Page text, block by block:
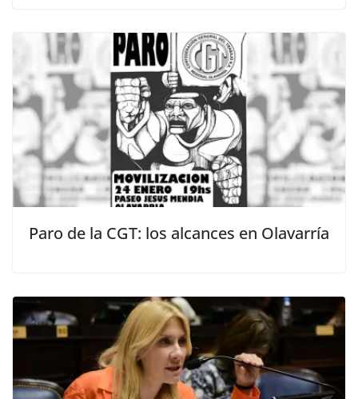
Paro de la CGT: los alcances en Olavarría